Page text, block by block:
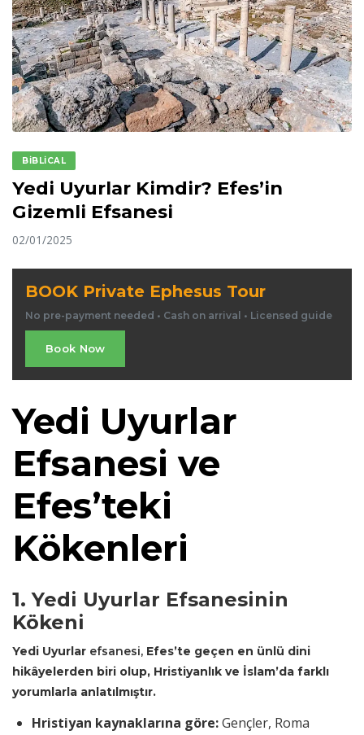
BIBLICAL
Yedi Uyurlar Kimdir? Efes’in
Gizemli Efsanesi
02/01/2025
BOOK Private Ephesus Tour
No pre-payment needed • Cash on arrival • Licensed guide
Book Now
Yedi Uyurlar
Efsanesi ve
Efes’teki
Kökenleri
1. Yedi Uyurlar Efsanesinin
Kökeni
Yedi Uyurlar efsanesi, Efes’te geçen en ünlü dini
hikâyelerden biri olup, Hristiyanlık ve İslam’da farklı
yorumlarla anlatılmıştır.
Hristiyan kaynaklarına göre:Gençler, Roma